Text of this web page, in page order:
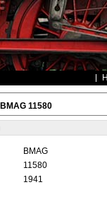
11580
BMAG
11580
1941